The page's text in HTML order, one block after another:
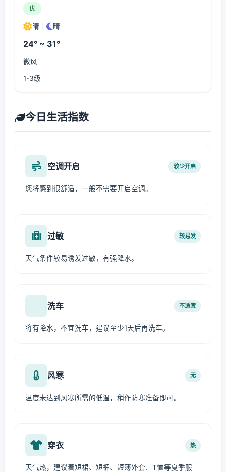
优
晴 晴
24° ~ 31°
微风
1-3级
今日生活指数
空调开启 较少开启
您将感到很舒适，一般不需要开启空调。
过敏 较易发
天气条件较易诱发过敏，有强降水。
洗车 不适宜
将有降水，不宜洗车，建议至少1天后再洗车。
风寒 无
温度未达到风寒所需的低温，稍作防寒准备即可。
穿衣 热
天气热，建议着短裙、短裤、短薄外套、T恤等夏季服